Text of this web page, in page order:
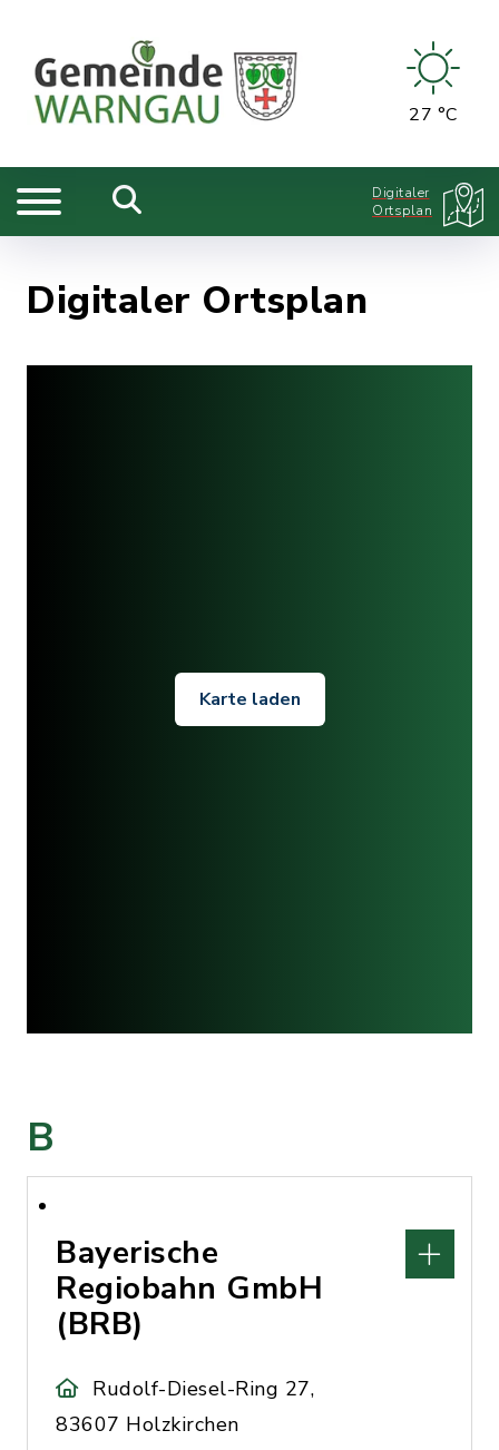
27 °C
Digitaler
Ortsplan
Digitaler Ortsplan
Karte laden
B
Bayerische
Regiobahn GmbH
(BRB)
Rudolf-Diesel-Ring 27,
83607 Holzkirchen